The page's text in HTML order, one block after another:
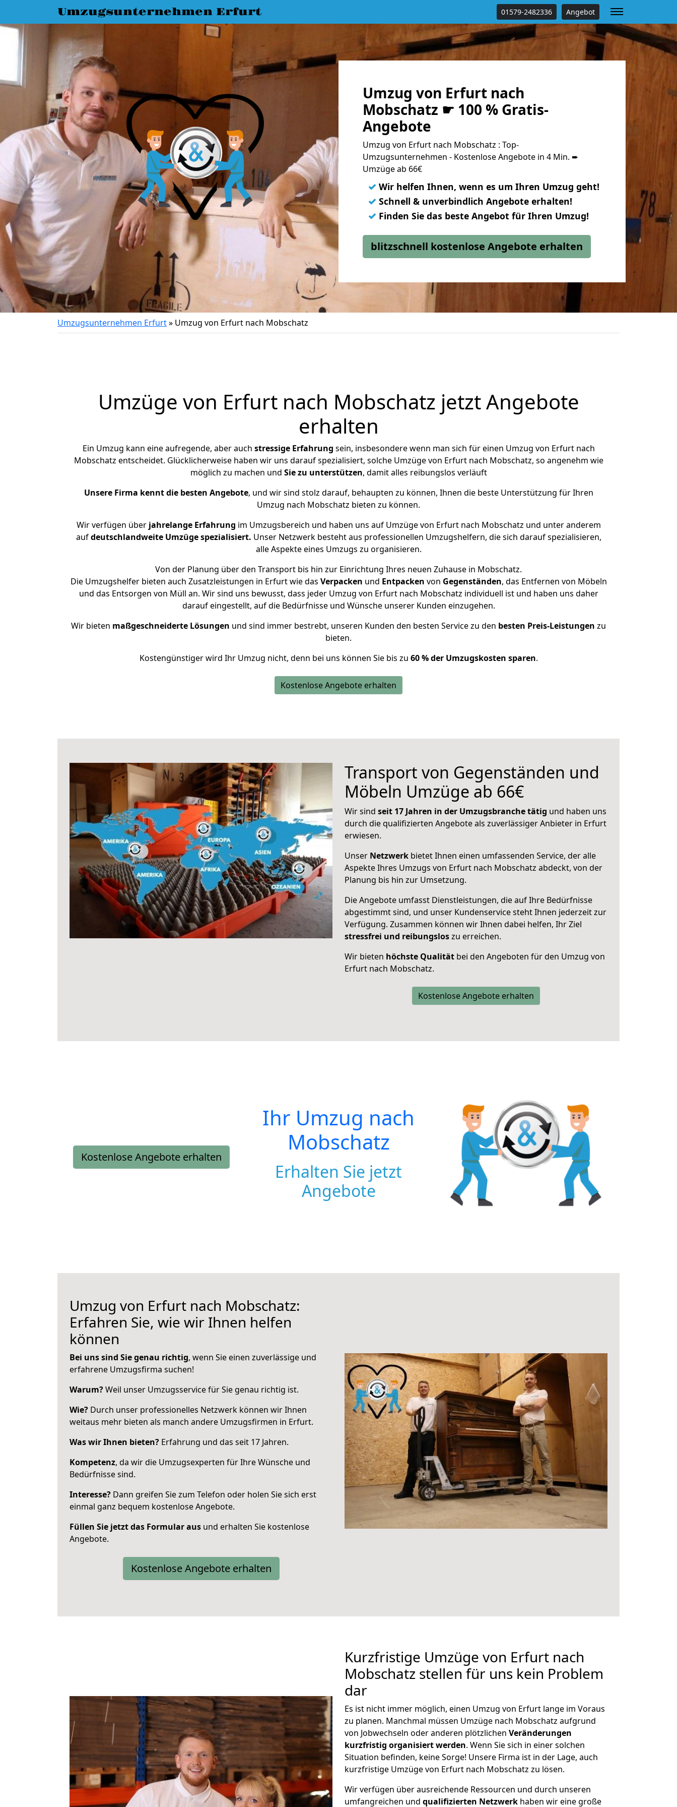
Umzugsunternehmen Erfurt 01579-2482336 Angebot
Umzug von Erfurt nach
Mobschatz ☛ 100 % Gratis-
Angebote
Umzug von Erfurt nach Mobschatz : Top-
Umzugsunternehmen - Kostenlose Angebote in 4 Min. ➨
Umzüge ab 66€
✓ Wir helfen Ihnen, wenn es um Ihren Umzug geht!
✓ Schnell & unverbindlich Angebote erhalten!
✓ Finden Sie das beste Angebot für Ihren Umzug!
blitzschnell kostenlose Angebote erhalten
Umzugsunternehmen Erfurt» Umzug von Erfurt nach Mobschatz
Umzüge von Erfurt nach Mobschatz jetzt Angebote
erhalten
Ein Umzug kann eine aufregende, aber auch stressige Erfahrung sein, insbesondere wenn man sich für einen Umzug von Erfurt nach
Mobschatz entscheidet. Glücklicherweise haben wir uns darauf spezialisiert, solche Umzüge von Erfurt nach Mobschatz, so angenehm wie
möglich zu machen und Sie zu unterstützen, damit alles reibungslos verläuft
Unsere Firma kennt die besten Angebote, und wir sind stolz darauf, behaupten zu können, Ihnen die beste Unterstützung für Ihren
Umzug nach Mobschatz bieten zu können.
Wir verfügen überjahrelange Erfahrung im Umzugsbereich und haben uns auf Umzüge von Erfurt nach Mobschatz und unter anderem
aufdeutschlandweite Umzüge spezialisiert. Unser Netzwerk besteht aus professionellen Umzugshelfern, die sich darauf spezialisieren,
alle Aspekte eines Umzugs zu organisieren.
Von der Planung über den Transport bis hin zur Einrichtung Ihres neuen Zuhause in Mobschatz.
Die Umzugshelfer bieten auch Zusatzleistungen in Erfurt wie das Verpacken und Entpacken von Gegenständen, das Entfernen von Möbeln
und das Entsorgen von Müll an. Wir sind uns bewusst, dass jeder Umzug von Erfurt nach Mobschatz individuell ist und haben uns daher
darauf eingestellt, auf die Bedürfnisse und Wünsche unserer Kunden einzugehen.
Wir bieten maßgeschneiderte Lösungen und sind immer bestrebt, unseren Kunden den besten Service zu den besten Preis-Leistungen zu
bieten.
Kostengünstiger wird Ihr Umzug nicht, denn bei uns können Sie bis zu 60 % der Umzugskosten sparen.
Kostenlose Angebote erhalten
Transport von Gegenständen und
Möbeln Umzüge ab 66€
Wir sind seit 17 Jahren in der Umzugsbranche tätig und haben uns
durch die qualifizierten Angebote als zuverlässiger Anbieter in Erfurt
erwiesen.
Unser Netzwerk bietet Ihnen einen umfassenden Service, der alle
Aspekte Ihres Umzugs von Erfurt nach Mobschatz abdeckt, von der
Planung bis hin zur Umsetzung.
Die Angebote umfasst Dienstleistungen, die auf Ihre Bedürfnisse
abgestimmt sind, und unser Kundenservice steht Ihnen jederzeit zur
Verfügung. Zusammen können wir Ihnen dabei helfen, Ihr Ziel
stressfrei und reibungsloszu erreichen.
Wir bieten höchste Qualität bei den Angeboten für den Umzug von
Erfurt nach Mobschatz.
Kostenlose Angebote erhalten
Kostenlose Angebote erhalten
Ihr Umzug nach
Mobschatz
Erhalten Sie jetzt
Angebote
Umzug von Erfurt nach Mobschatz:
Erfahren Sie, wie wir Ihnen helfen
können
Bei uns sind Sie genau richtig, wenn Sie einen zuverlässige und
erfahrene Umzugsfirma suchen!
Warum?Weil unser Umzugsservice für Sie genau richtig ist.
Wie? Durch unser professionelles Netzwerk können wir Ihnen
weitaus mehr bieten als manch andere Umzugsfirmen in Erfurt.
Was wir Ihnen bieten? Erfahrung und das seit 17 Jahren.
Kompetenz, da wir die Umzugsexperten für Ihre Wünsche und
Bedürfnisse sind.
Interesse? Dann greifen Sie zum Telefon oder holen Sie sich erst
einmal ganz bequem kostenlose Angebote.
Füllen Sie jetzt das Formular aus und erhalten Sie kostenlose
Angebote.
Kostenlose Angebote erhalten
Kurzfristige Umzüge von Erfurt nach
Mobschatz stellen für uns kein Problem
dar
Es ist nicht immer möglich, einen Umzug von Erfurt lange im Voraus
zu planen. Manchmal müssen Umzüge nach Mobschatz aufgrund
von Jobwechseln oder anderen plötzlichen Veränderungen
kurzfristig organisiert werden. Wenn Sie sich in einer solchen
Situation befinden, keine Sorge! Unsere Firma ist in der Lage, auch
kurzfristige Umzüge von Erfurt nach Mobschatz zu lösen.
Wir verfügen über ausreichende Ressourcen und durch unseren
umfangreichen und qualifizierten Netzwerk haben wir eine große